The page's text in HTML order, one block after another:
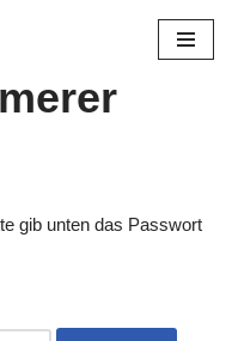
gib unten das Passwort